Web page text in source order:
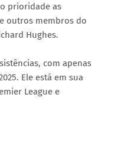
prioridade as
outros membros do
Hughes.
com apenas
Ele está em sua
League e